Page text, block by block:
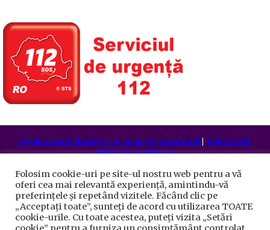
Prelucrarea datelor cu caracter personal| Politica de
utilizare cookie-uri
rezervate.
Folosim cookie-uri pe site-ul nostru web pentru a vă
oferi cea mai relevantă experiență, amintindu-vă
preferințele și repetând vizitele. Făcând clic pe
„Acceptați toate”, sunteți de acord cu utilizarea TOATE
cookie-urile. Cu toate acestea, puteți vizita „Setări